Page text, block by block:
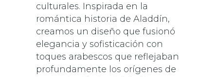
culturales. Inspirada en la
romántica historia de Aladdín,
creamos un diseño que fusionó
elegancia y sofisticación con
toques arabescos que reflejaban
profundamente los orígenes de